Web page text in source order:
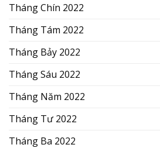
Tháng Chín 2022
Tháng Tám 2022
Tháng Bảy 2022
Tháng Sáu 2022
Tháng Năm 2022
Tháng Tư 2022
Tháng Ba 2022